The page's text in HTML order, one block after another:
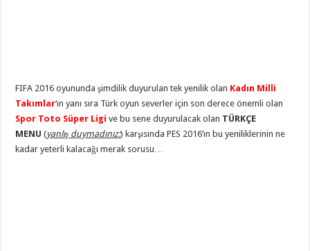
FIFA 2016 oyununda şimdilik duyurulan tek yenilik olan Kadın Milli
Takımlar‘ın yanı sıra Türk oyun severler için son derece önemli olan
Spor Toto Süper Ligi ve bu sene duyurulacak olan TÜRKÇE
MENU (yanlış duymadınız:) karşısında PES 2016’ın bu yeniliklerinin ne
kadar yeterli kalacağı merak sorusu…